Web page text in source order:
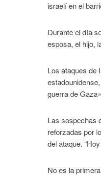
israelí en el
Durante el día
esposa, el hijo,
Los ataques de
guerra de
Las sospechas
reforzadas por
del ataque.
No es la